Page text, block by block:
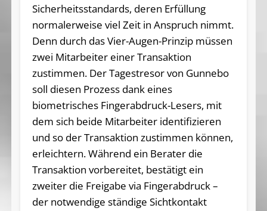
Sicherheitsstandards, deren Erfüllung
normalerweise viel Zeit in Anspruch nimmt.
Denn durch das Vier-Augen-Prinzip müssen
zwei Mitarbeiter einer Transaktion
zustimmen. Der Tagestresor von Gunnebo
soll diesen Prozess dank eines
biometrisches Fingerabdruck-Lesers, mit
dem sich beide Mitarbeiter identifizieren
und so der Transaktion zustimmen können,
erleichtern. Während ein Berater die
Transaktion vorbereitet, bestätigt ein
zweiter die Freigabe via Fingerabdruck –
der notwendige ständige Sichtkontakt